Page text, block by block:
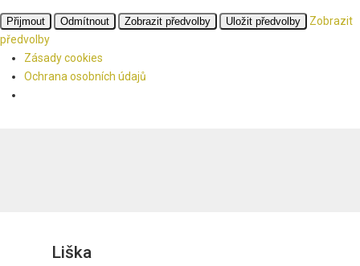
Přijmout Odmítnout Zobrazit předvolby Uložit předvolby
Zobrazit
předvolby
Zásady cookies
Ochrana osobních údajů
Liška